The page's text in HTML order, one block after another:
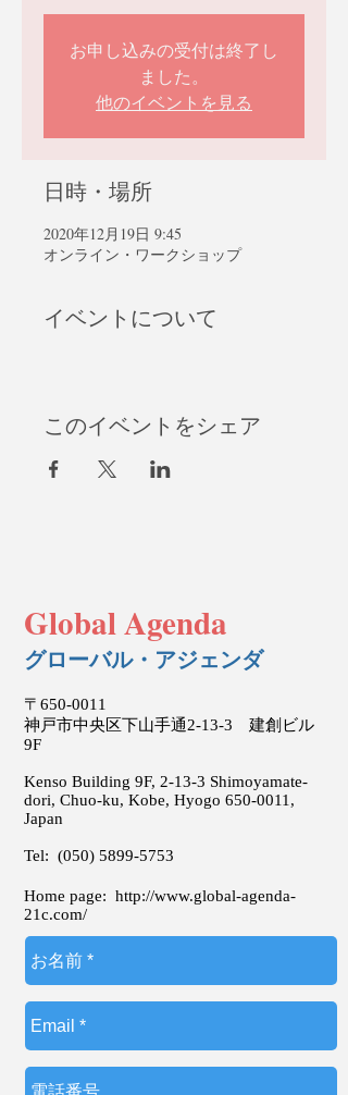
お申し込みの受付は終了し
ました。
他のイベントを見る
日時・場所
2020年12月19日 9:45
オンライン・ワークショップ
イベントについて
このイベントをシェア
Global Agenda
グローバル・アジェンダ
〒650-0011
神戸市中央区下山手通2-13-3 建創ビル
9F
Kenso Building 9F, 2-13-3 Shimoyamate-
dori, Chuo-ku, Kobe, Hyogo 650-0011 ,
Japan
Tel: (050) 5899-5753
Home page: http://www.global-agenda-
21c.com/